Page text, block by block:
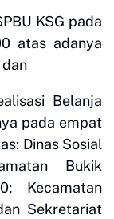
KSG pada
atas adanya
Belanja
pada empat
Dinas Sosial
Bukik
Kecamatan
Sekretariat